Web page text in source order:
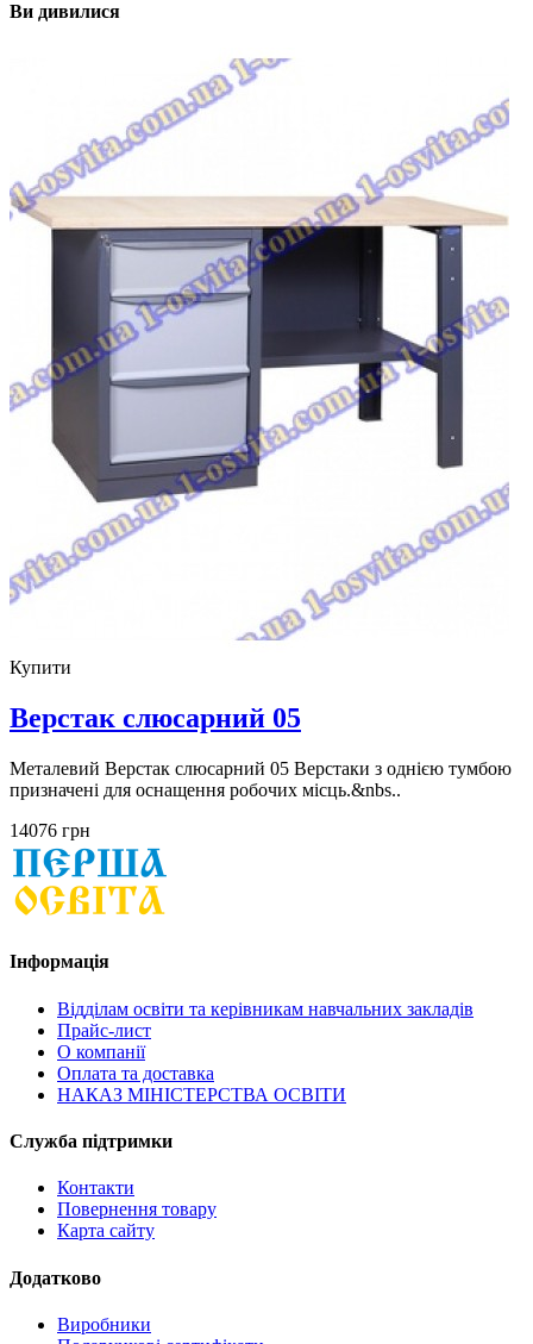
Ви дивилися
Купити
Верстак слюсарний 05
Металевий Верстак слюсарний 05 Верстаки з однією тумбою
призначені для оснащення робочих місць.&nbs..
14076 грн
Інформація
Відділам освіти та керівникам навчальних закладів
Прайс-лист
О компанії
Оплата та доставка
НАКАЗ МІНІСТЕРСТВА ОСВІТИ
Служба підтримки
Контакти
Повернення товару
Карта сайту
Додатково
Виробники